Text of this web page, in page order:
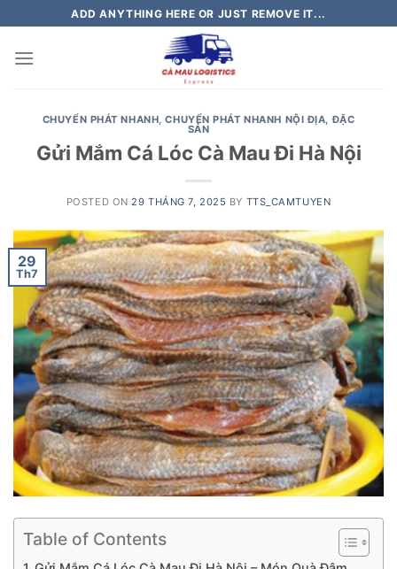
to
content
ADD ANYTHING HERE OR JUST REMOVE IT...
CHUYỂN PHÁT NHANH,CHUYỂN PHÁT NHANH NỘI ĐỊA,ĐẶC
SẢN
Gửi Mắm Cá Lóc Cà Mau Đi Hà Nội
POSTED ON 29 THÁNG 7, 2025 BY TTS_CAMTUYEN
29
Th7
Table of Contents